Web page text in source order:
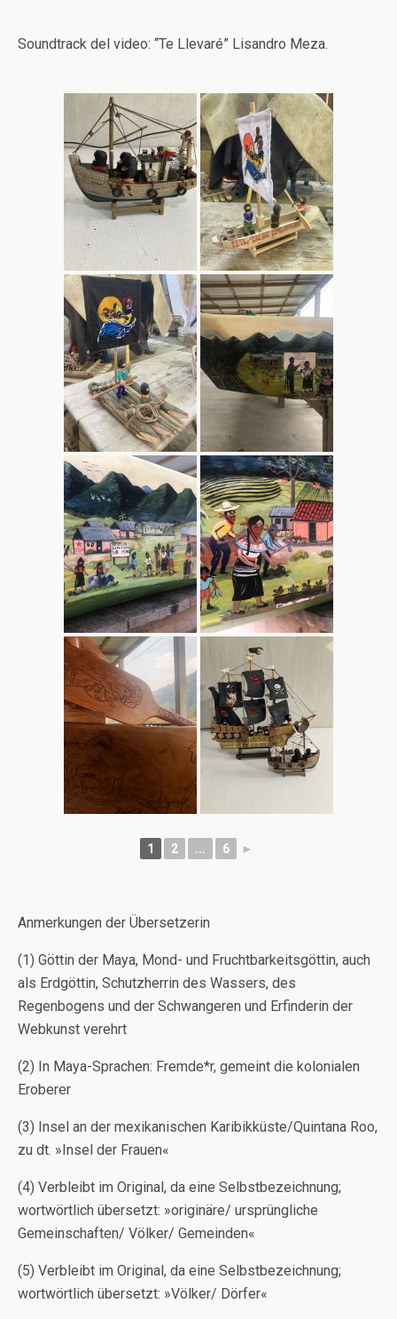
Soundtrack del video: “Te Llevaré” Lisandro Meza.
1 2 ... 6 ►
Anmerkungen der Übersetzerin
(1) Göttin der Maya, Mond- und Fruchtbarkeitsgöttin, auch
als Erdgöttin, Schutzherrin des Wassers, des
Regenbogens und der Schwangeren und Erfinderin der
Webkunst verehrt
(2) In Maya-Sprachen: Fremde*r, gemeint die kolonialen
Eroberer
(3) Insel an der mexikanischen Karibikküste/Quintana Roo,
zu dt. »Insel der Frauen«
(4) Verbleibt im Original, da eine Selbstbezeichnung;
wortwörtlich übersetzt: »originäre/ ursprüngliche
Gemeinschaften/ Völker/ Gemeinden«
(5) Verbleibt im Original, da eine Selbstbezeichnung;
wortwörtlich übersetzt: »Völker/ Dörfer«